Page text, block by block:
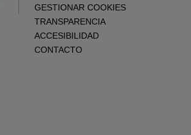
GESTIONAR COOKIES
TRANSPARENCIA
ACCESIBILIDAD
CONTACTO